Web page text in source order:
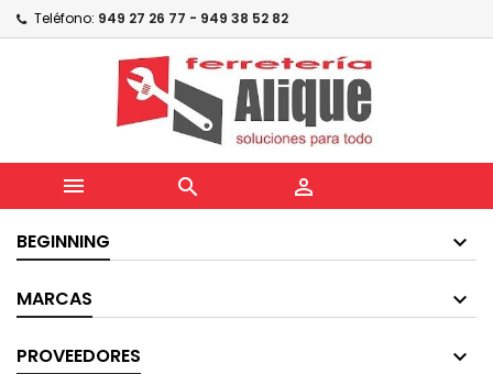
Teléfono: 949 27 26 77 - 949 38 52 82
  
BEGINNING
MARCAS
PROVEEDORES